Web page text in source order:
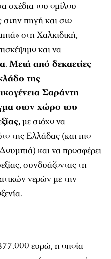
σχέδια του ομίλου
στην πηγή και στο
στη Χαλκιδική,
και να
. Μετά από δεκαετίες
της
Σαράντη
στον χώρο του
,με στόχο να
της Ελλάδας (και πιο
και να προσφέρει
συνδυάζοντας τη
νερών με την
ευρώ, η οποία